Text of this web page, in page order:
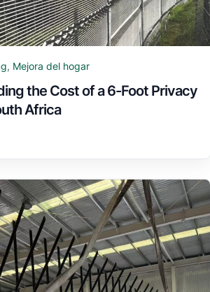
, Mejora del hogar
the Cost of a 6-Foot Privacy
Africa